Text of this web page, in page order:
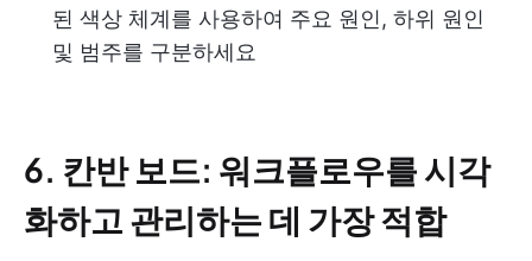
된 색상 체계를 사용하여 주요 원인, 하위 원인
및 범주를 구분하세요
6. 칸반 보드: 워크플로우를 시각
화하고 관리하는 데 가장 적합